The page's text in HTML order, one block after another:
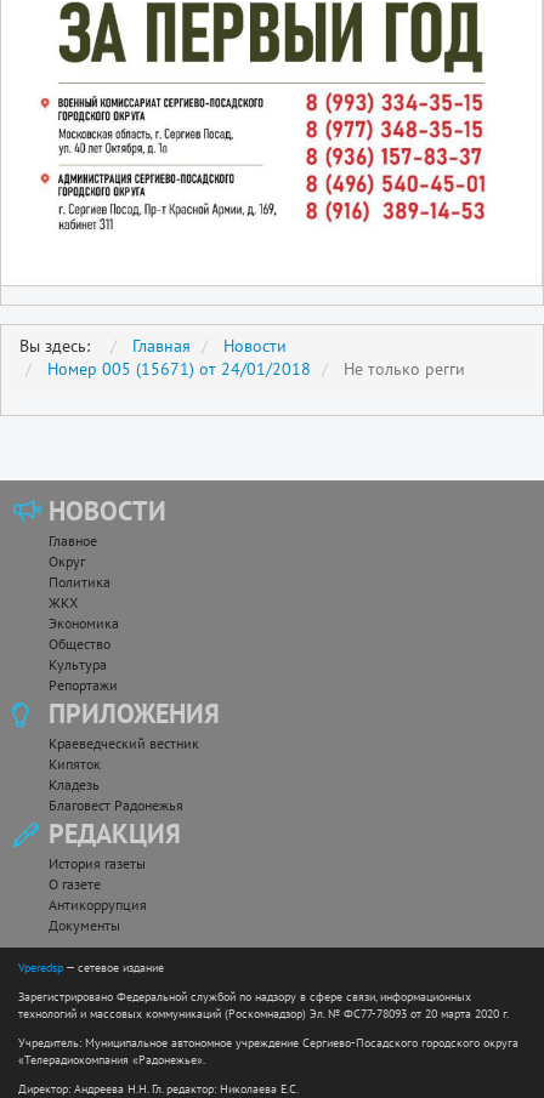
Вы здесь: Главная
Новости
Номер 005 (15671) от 24/01/2018
Не только регги
НОВОСТИ
Главное
Округ
Политика
ЖКХ
Экономика
Общество
Культура
Репортажи
ПРИЛОЖЕНИЯ
Краеведческий вестник
Кипяток
Кладезь
Благовест Радонежья
РЕДАКЦИЯ
История газеты
О газете
Антикоррупция
Документы
Vperedsp — сетевое издание
Зарегистрировано Федеральной службой по надзору в сфере связи, информационных
технологий и массовых коммуникаций (Роскомнадзор) Эл. № ФС77-78093 от 20 марта 2020 г.
Учредитель: Муниципальное автономное учреждение Сергиево-Посадского городского округа
«Телерадиокомпания «Радонежье».
Директор: Андреева Н.Н. Гл. редактор: Николаева Е.С.